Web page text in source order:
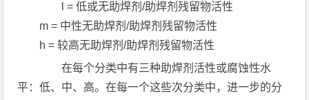
l = 低或无助焊剂/助焊剂残留物活性
m = 中性无助焊剂/助焊剂残留物活性
h = 较高无助焊剂/助焊剂残留物活性
在每个分类中有三种助焊剂活性或腐蚀性水
平：低、中、高。在每一个这些次分类中，进一步的分